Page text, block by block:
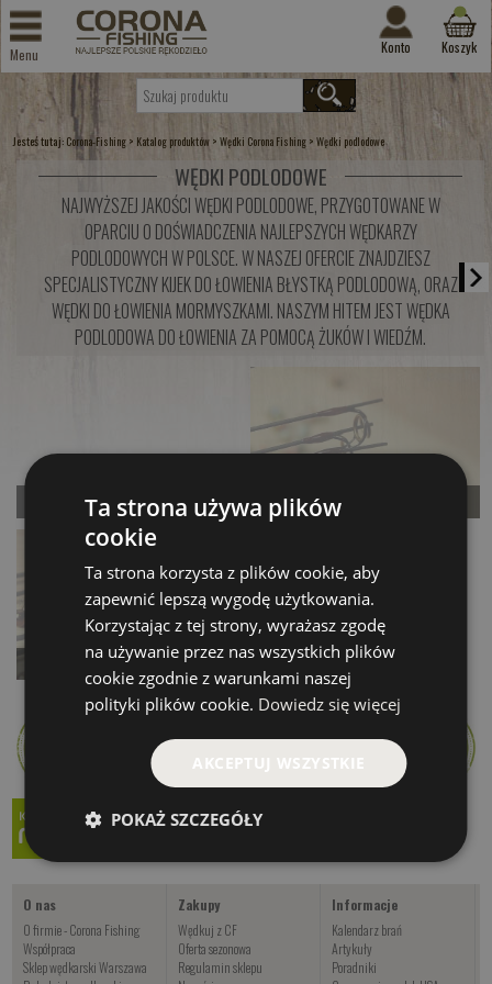
Menu Konto Koszyk
Jesteś tutaj: Corona-Fishing > Katalog produktów >Wędki Corona Fishing >Wędki podlodowe
WĘDKI PODLODOWE
NAJWYŻSZEJ JAKOŚCI WĘDKI PODLODOWE, PRZYGOTOWANE W
OPARCIU O DOŚWIADCZENIA NAJLEPSZYCH WĘDKARZY
PODLODOWYCH W POLSCE. W NASZEJ OFERCIE ZNAJDZIESZ
SPECJALISTYCZNY KIJEK DO ŁOWIENIA BŁYSTKĄ PODLODOWĄ, ORAZ
WĘDKI DO ŁOWIENIA MORMYSZKAMI. NASZYM HITEM JEST WĘDKA
PODLODOWA DO ŁOWIENIA ZA POMOCĄ ŻUKÓW I WIEDŹM.
Perch ICE
od 337.00 PLN
Kup teraz > Kup teraz >
Mormysz ICE
Czekamy na dostawę
Kup teraz >
O nas
O firmie - Corona Fishing
Współpraca
Sklep wędkarski Warszawa
Zakupy
Wędkuj z CF
Oferta sezonowa
Regulamin sklepu
Informacje
Kalendarz brań
Artykuły
Poradniki
Ta strona używa plików
cookie
Ta strona korzysta z plików cookie, aby
zapewnić lepszą wygodę użytkowania.
Korzystając z tej strony, wyrażasz zgodę
na używanie przez nas wszystkich plików
cookie zgodnie z warunkami naszej
polityki plików cookie. Dowiedz się więcej
AKCEPTUJ WSZYSTKIE
POKAŻ SZCZEGÓŁY